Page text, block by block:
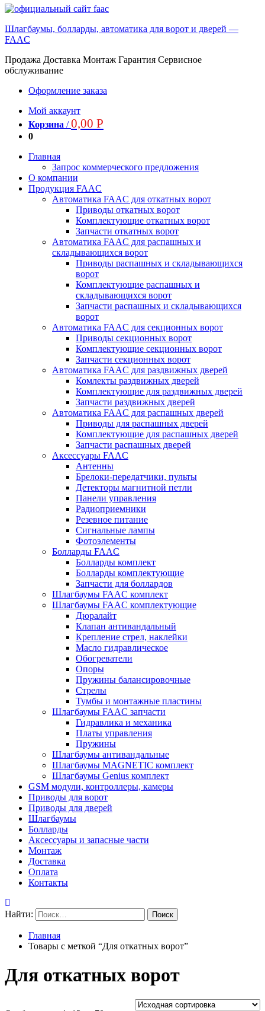
Шлагбаумы, болларды, автоматика для ворот и дверей —
FAAC
Продажа Доставка Монтаж Гарантия Сервисное
обслуживание
Оформление заказа
Мой аккаунт
Корзина /0,00 Р
0
Главная
Запрос коммерческого предложения
О компании
Продукция FAAC
Автоматика FAAC для откатных ворот
Приводы откатных ворот
Комплектующие откатных ворот
Запчасти откатных ворот
Автоматика FAAC для распашных и
складывающихся ворот
Приводы распашных и складывающихся
ворот
Комплектующие распашных и
складывающихся ворот
Запчасти распашных и складывающихся
ворот
Автоматика FAAC для секционных ворот
Приводы секционных ворот
Комплектующие секционных ворот
Запчасти секционных ворот
Автоматика FAAC для раздвижных дверей
Комлекты раздвижных дверей
Комплектующие для раздвижных дверей
Запчасти раздвижных дверей
Автоматика FAAC для распашных дверей
Приводы для распашных дверей
Комплектующие для распашных дверей
Запчасти распашных дверей
Аксессуары FAAC
Антенны
Брелоки-передатчики, пульты
Детекторы магнитной петли
Панели управления
Радиоприемники
Резевное питание
Сигнальные лампы
Фотоэлементы
Болларды FAAC
Болларды комплект
Болларды комплектующие
Запчасти для боллардов
Шлагбаумы FAAC комплект
Шлагбаумы FAAC комплектующие
Дюралайт
Клапан антивандальный
Крепление стрел, наклейки
Масло гидравлическое
Обогреватели
Опоры
Пружины балансировочные
Стрелы
Тумбы и монтажные пластины
Шлагбаумы FAAC запчасти
Гидравлика и механика
Платы управления
Пружины
Шлагбаумы антивандальные
Шлагбаумы MAGNETIC комплект
Шлагбаумы Genius комплект
GSM модули, контроллеры, камеры
Приводы для ворот
Приводы для дверей
Шлагбаумы
Болларды
Аксессуары и запасные части
Монтаж
Доставка
Оплата
Контакты
Найти:
Главная
Товары с меткой “Для откатных ворот”
Для откатных ворот